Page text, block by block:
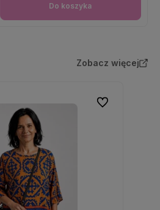
Do koszyka
Zobacz więcej
Do ulubionych